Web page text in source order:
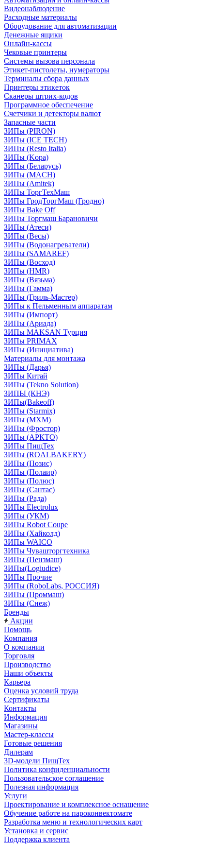
Видеонаблюдение
Расходные материалы
Оборудование для автоматизации
Денежные ящики
Онлайн-кассы
Чековые принтеры
Системы вызова персонала
Этикет-пистолеты, нумераторы
Терминалы сбора данных
Принтеры этикеток
Сканеры штрих-кодов
Программное обеспечение
Счетчики и детекторы валют
Запасные части
ЗИПы (PIRON)
ЗИПы (ICE TECH)
ЗИПы (Resto Italia)
ЗИПы (Kopa)
ЗИПы (Беларусь)
ЗИПы (MACH)
ЗИПы (Amitek)
ЗИПы ТоргТехМаш
ЗИПы ГродТоргМаш (Гродно)
ЗИПы Bake Off
ЗИПы Торгмаш Барановичи
ЗИПы (Атеси)
ЗИПы (Весы)
ЗИПы (Водонагреватели)
ЗИПы (SAMAREF)
ЗИПы (Восход)
ЗИПы (HMR)
ЗИПы (Вязьма)
ЗИПы (Гамма)
ЗИПы (Гриль-Мастер)
ЗИПы к Пельменным аппаратам
ЗИПы (Импорт)
ЗИПы (Ариада)
ЗИПы MAKSAN Турция
ЗИПы PRIMAX
ЗИПы (Инициатива)
Материалы для монтажа
ЗИПы (Дарья)
ЗИПы Китай
ЗИПы (Tekno Solution)
ЗИПЫ (КНЭ)
ЗИПы(Bakeoff)
ЗИПы (Starmix)
ЗИПы (МХМ)
ЗИПы (Фростор)
ЗИПы (АРКТО)
ЗИПы ПищТех
ЗИПы (ROALBAKERY)
ЗИПы (Позис)
ЗИПы (Полаир)
ЗИПы (Полюс)
ЗИПы (Сантас)
ЗИПы (Рада)
ЗИПы Electrolux
ЗИПы (УКМ)
ЗИПы Robot Coupe
ЗИПы (Хайколд)
ЗИПы WAICO
ЗИПы Чувашторгтехника
ЗИПы (Пензмаш)
ЗИПы(Logiudice)
ЗИПы Прочие
ЗИПы (RoboLabs, РОССИЯ)
ЗИПы (Проммаш)
ЗИПы (Снеж)
Бренды
Акции
Помощь
Компания
О компании
Торговля
Производство
Наши объекты
Карьера
Оценка условий труда
Сертификаты
Контакты
Информация
Магазины
Мастер-классы
Готовые решения
Дилерам
3D-модели ПищТех
Политика конфиденциальности
Пользовательское соглашение
Полезная информация
Услуги
Проектирование и комплексное оснащение
Обучение работе на пароконвектомате
Разработка меню и технологических карт
Установка и сервис
Поддержка клиента